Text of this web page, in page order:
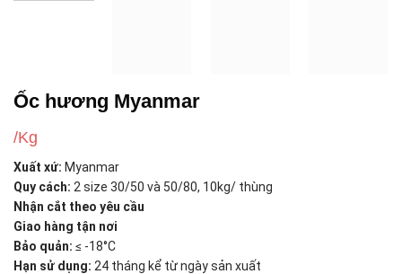
Ốc hương Myanmar
/Kg
Xuất xứ: Myanmar
Quy cách: 2 size 30/50 và 50/80, 10kg/ thùng
Nhận cắt theo yêu cầu
Giao hàng tận nơi
Bảo quản: ≤ -18°C
Hạn sử dụng: 24 tháng kể từ ngày sản xuất